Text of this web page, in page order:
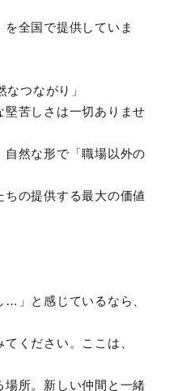
全国で提供していま
つながり」
苦しさは一切ありませ
然な形で「職場以外の
の提供する最大の価値
…」と感じているなら、
ください。ここは、
所。新しい仲間と一緒